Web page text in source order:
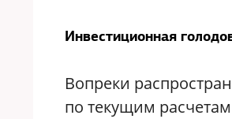
Инвестиционная
Вопреки
по текущим